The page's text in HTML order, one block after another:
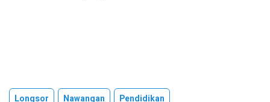
Longsor Nawangan Pendidikan